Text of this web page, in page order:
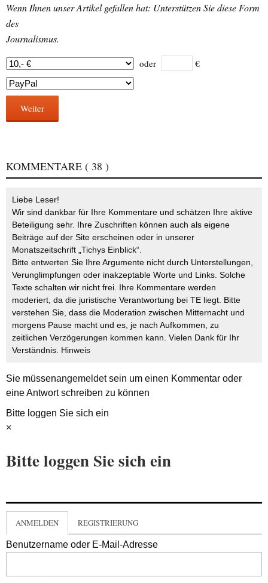
Wenn Ihnen unser Artikel gefallen hat: Unterstützen Sie diese Form
des
Journalismus.
oder €
Weiter
KOMMENTARE ( 38 )
Liebe Leser!
Wir sind dankbar für Ihre Kommentare und schätzen Ihre aktive
Beteiligung sehr. Ihre Zuschriften können auch als eigene
Beiträge auf der Site erscheinen oder in unserer
Monatszeitschrift „Tichys Einblick“.
Bitte entwerten Sie Ihre Argumente nicht durch Unterstellungen,
Verunglimpfungen oder inakzeptable Worte und Links. Solche
Texte schalten wir nicht frei. Ihre Kommentare werden
moderiert, da die juristische Verantwortung bei TE liegt. Bitte
verstehen Sie, dass die Moderation zwischen Mitternacht und
morgens Pause macht und es, je nach Aufkommen, zu
zeitlichen Verzögerungen kommen kann. Vielen Dank für Ihr
Verständnis. Hinweis
Sie müssenangemeldetsein um einen Kommentar oder
eine Antwort schreiben zu können
Bitte loggen Sie sich ein
×
Bitte loggen Sie sich ein
ANMELDEN REGISTRIERUNG
Benutzername oder E-Mail-Adresse